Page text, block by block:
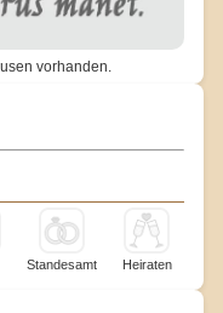
vorhanden.
Standesamt Heiraten